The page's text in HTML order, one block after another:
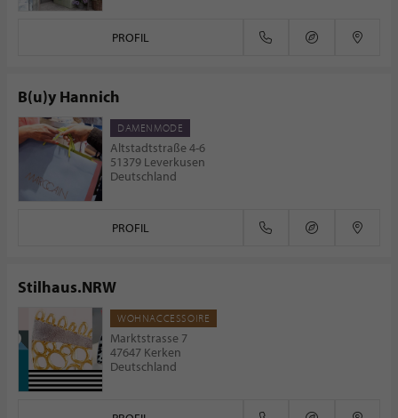
PROFIL
B(u)y Hannich
DAMENMODE
Altstadtstraße 4-6
51379 Leverkusen
Deutschland
PROFIL
Stilhaus.NRW
WOHNACCESSOIRE
Marktstrasse 7
47647 Kerken
Deutschland